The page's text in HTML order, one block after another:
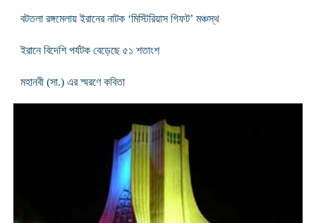
বটতলা রঙ্গমেলায় ইরানের নাটক ‘মিস্টিরিয়াস গিফট’ মঞ্চস্থ
ইরানে বিদেশি পর্যটক বেড়েছে ৫১ শতাংশ
মহানবী (সা.) এর স্মরণে কবিতা